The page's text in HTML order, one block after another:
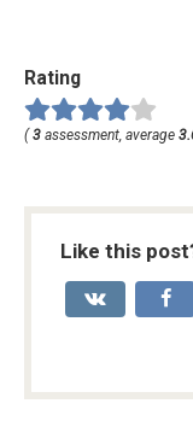
Rating
( 3 assessment, average
Like this